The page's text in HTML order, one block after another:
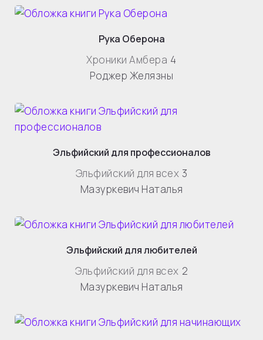
Рука Оберона
Хроники Амбера 4
Роджер Желязны
Эльфийский для профессионалов
Эльфийский для всех 3
Мазуркевич Наталья
Эльфийский для любителей
Эльфийский для всех 2
Мазуркевич Наталья